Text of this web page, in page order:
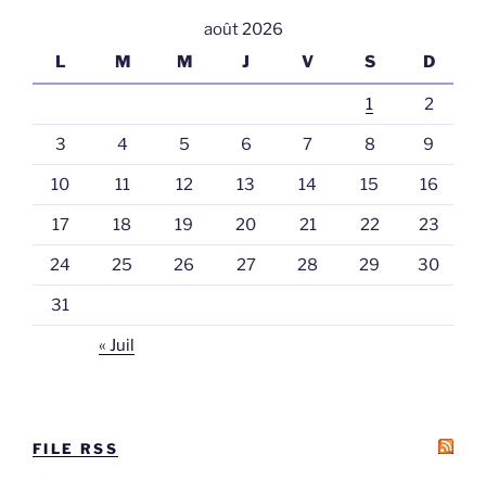
août 2026
L
M M J V S D
1 2
3 4 5 6 7 8 9
10 11 12 13 14 15 16
17 18 19 20 21 22 23
24 25 26 27 28 29 30
31
« Juil
FILE RSS